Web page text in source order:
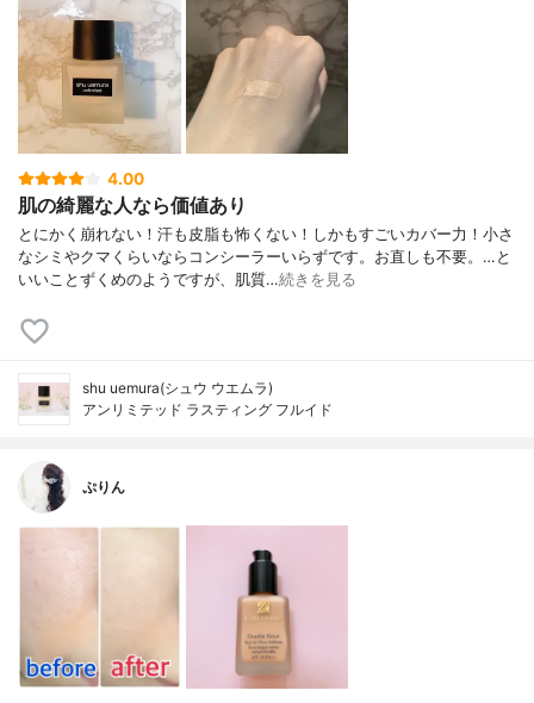
4.00
肌の綺麗な人なら価値あり
とにかく崩れない！汗も皮脂も怖くない！しかもすごいカバー力！小さ
なシミやクマくらいならコンシーラーいらずです。お直しも不要。…と
いいことずくめのようですが、肌質…続きを見る
shu uemura(シュウ ウエムラ)
アンリミテッド ラスティング フルイド
ぷりん